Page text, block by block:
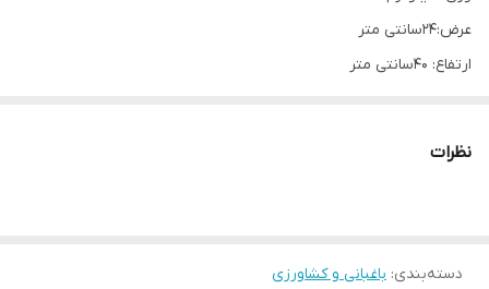
عرض:24سانتی متر
ارتفاع: 40سانتی متر
نظرات
دسته‌بندی: باغبانی و کشاورزی